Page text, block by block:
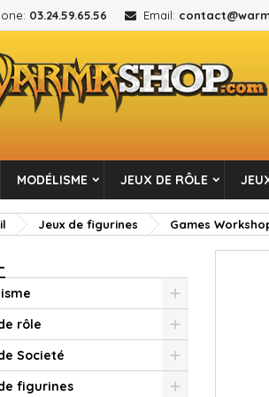
03.24.59.65.56 Email:
MODÉLISME JEUX DE RÔLE
Jeux de figurines Games
rôle
Societé
figurines
add_circle_outline